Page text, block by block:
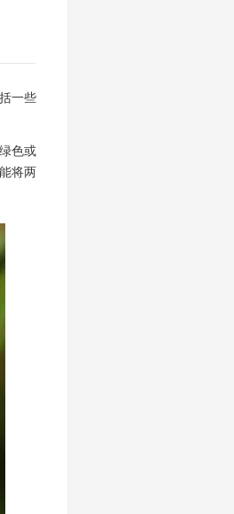
一些
色或
将两